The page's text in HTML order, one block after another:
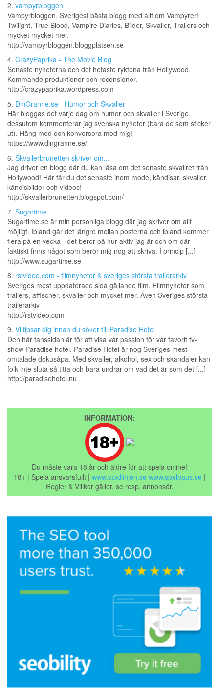
2. vampyrbloggen
Vampyrbloggen, Sverigest bästa blogg med allt om Vampyrer!
Twilight, True Blood, Vampire Diaries, Bilder, Skvaller, Trailers och
mycket mycket mer.
http://vampyrbloggen.bloggplatsen.se
4. CrazyPaprika - The Movie Blog
Senaste nyheterna och det hetaste ryktena från Hollywood.
Kommande produktioner och recensioner.
http://crazypaprika.wordpress.com
5. DinGranne.se - Humor och Skvaller
Här bloggas det varje dag om humor och skvaller i Sverige,
dessutom kommenterar jag svenska nyheter (bara de som sticker
ut). Häng med och konversera med mig!
https://www.dingranne.se/
6. Skvallerbrunetten skriver om...
Jag driver en blogg där du kan läsa om det senaste skvallret från
Hollywood! Här får du det senaste inom mode, kändisar, skvaller,
kändisbilder och videos!
http://skvallerbrunetten.blogspot.com/
7. Sugartime
Sugartime.se är min personliga blogg där jag skriver om allt
möjligt. Ibland går det längre mellan posterna och ibland kommer
flera på en vecka - det beror på hur aktiv jag är och om där
faktiskt finns något som berör mig nog att skriva. I princip [...]
http://www.sugartime.se
8. rstvideo.com - filmnyheter & sveriges största trailerarkiv
Sveriges mest uppdaterade sida gällande film. Filmnyheter som
trailers, affischer, skvaller och mycket mer. Även Sveriges största
trailerarkiv
http://rstvideo.com
9. Vi tipsar dig innan du söker till Paradise Hotel
Den här fanssidan är för att visa vår passion för vår favorit tv-
show Paradise hotel. Paradise Hotel är nog Sveriges mest
omtalade dokusåpa. Med skvaller, alkohol, sex och skandaler kan
folk inte sluta så titta och bara undrar om vad det är som det [...]
http://paradisehotel.nu
INFORMATION:
Du måste vara 18 år och äldre för att spela online!
18+ | Spela ansvarsfullt | www.stodlinjen.se www.spelpaus.se |
Regler & Villkor gäller, se resp. annonsör.